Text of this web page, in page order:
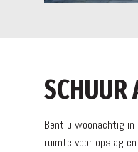
SCHUUR
Bent u woonachtig in
ruimte voor opslag